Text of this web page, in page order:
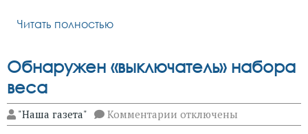
Читать полностью
Обнаружен «выключатель» набора
веса
"Наша газета" Комментарии к
записи
отключены